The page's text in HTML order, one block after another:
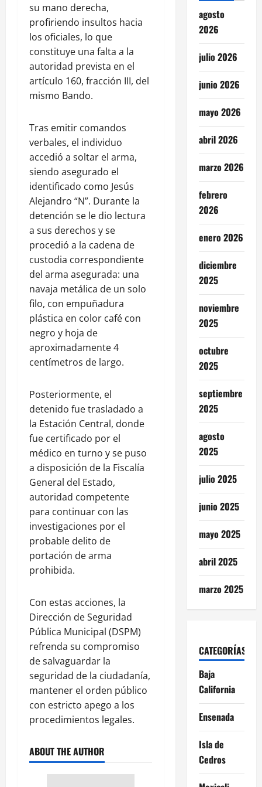
su mano derecha,
profiriendo insultos hacia
los oficiales, lo que
constituye una falta a la
autoridad prevista en el
artículo 160, fracción III, del
mismo Bando.
Tras emitir comandos
verbales, el individuo
accedió a soltar el arma,
siendo asegurado el
identificado como Jesús
Alejandro “N”. Durante la
detención se le dio lectura
a sus derechos y se
procedió a la cadena de
custodia correspondiente
del arma asegurada: una
navaja metálica de un solo
filo, con empuñadura
plástica en color café con
negro y hoja de
aproximadamente 4
centímetros de largo.
Posteriormente, el
detenido fue trasladado a
la Estación Central, donde
fue certificado por el
médico en turno y se puso
a disposición de la Fiscalía
General del Estado,
autoridad competente
para continuar con las
investigaciones por el
probable delito de
portación de arma
prohibida.
Con estas acciones, la
Dirección de Seguridad
Pública Municipal (DSPM)
refrenda su compromiso
de salvaguardar la
seguridad de la ciudadanía,
mantener el orden público
con estricto apego a los
procedimientos legales.
ABOUT THE AUTHOR
agosto
2026
julio 2026
junio 2026
mayo 2026
abril 2026
marzo 2026
febrero
2026
enero 2026
diciembre
2025
noviembre
2025
octubre
2025
septiembre
2025
agosto
2025
julio 2025
junio 2025
mayo 2025
abril 2025
marzo 2025
CATEGORÍAS
Baja
California
Ensenada
Isla de
Cedros